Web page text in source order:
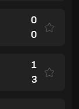
0
0
1
3